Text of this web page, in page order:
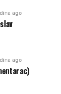
ago
ago